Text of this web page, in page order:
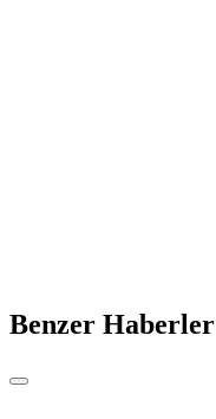
Benzer Haberler